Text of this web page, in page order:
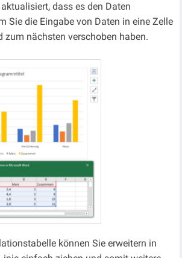
dass es den Daten
Sie die Eingabe von Daten in eine Zelle
zum nächsten verschoben haben.
können Sie erweitern in